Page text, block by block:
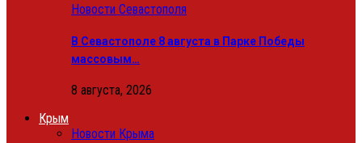
Новости Севастополя
В Севастополе 8 августа в Парке Победы
массовым…
8 августа, 2026
Крым
Новости Крыма